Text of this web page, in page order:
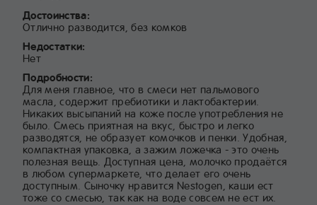
Достоинства:
Отлично разводится, без комков
Недостатки:
Нет
Подробности:
Для меня главное, что в смеси нет пальмового
масла, содержит пребиотики и лактобактерии.
Никаких высыпаний на коже после употребления не
было. Смесь приятная на вкус, быстро и легко
разводятся, не образует комочков и пенки. Удобная,
компактная упаковка, а зажим ложечка - это очень
полезная вещь. Доступная цена, молочко продаётся
в любом супермаркете, что делает его очень
доступным. Сыночку нравится Nestogen, каши ест
тоже со смесью, так как на воде совсем не ест их.